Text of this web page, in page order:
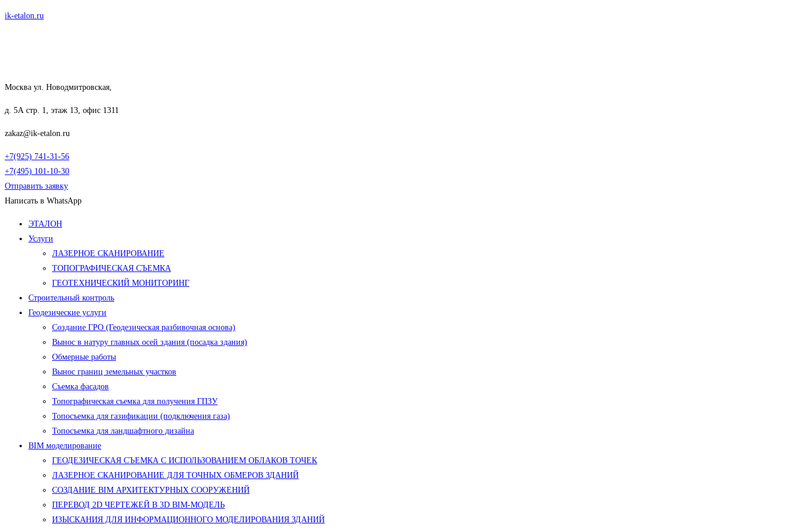
Перейти
ik-etalon.ru
Москва ул. Новодмитровская,
д. 5А стр. 1, этаж 13, офис 1311
zakaz@ik-etalon.ru
+7(925) 741-31-56
+7(495) 101-10-30
Отправить заявку
Написать в WhatsApp
Меню
ЭТАЛОН
Услуги
ЛАЗЕРНОЕ СКАНИРОВАНИЕ
ТОПОГРАФИЧЕСКАЯ СЪЕМКА
ГЕОТЕХНИЧЕСКИЙ МОНИТОРИНГ
Строительный контроль
Геодезические услуги
Создание ГРО (Геодезическая разбивочная основа)
Вынос в натуру главных осей здания (посадка здания)
Обмерные работы
Вынос границ земельных участков
Съемка фасадов
Топографическая съемка для получения ГПЗУ
Топосъемка для газификации (подключения газа)
Топосъемка для ландшафтного дизайна
BIM моделирование
ГЕОДЕЗИЧЕСКАЯ СЪЕМКА С ИСПОЛЬЗОВАНИЕМ ОБЛАКОВ ТОЧЕК
ЛАЗЕРНОЕ СКАНИРОВАНИЕ ДЛЯ ТОЧНЫХ ОБМЕРОВ ЗДАНИЙ
СОЗДАНИЕ BIM АРХИТЕКТУРНЫХ СООРУЖЕНИЙ
ПЕРЕВОД 2D ЧЕРТЕЖЕЙ В 3D BIM-МОДЕЛЬ
ИЗЫСКАНИЯ ДЛЯ ИНФОРМАЦИОННОГО МОДЕЛИРОВАНИЯ ЗДАНИЙ